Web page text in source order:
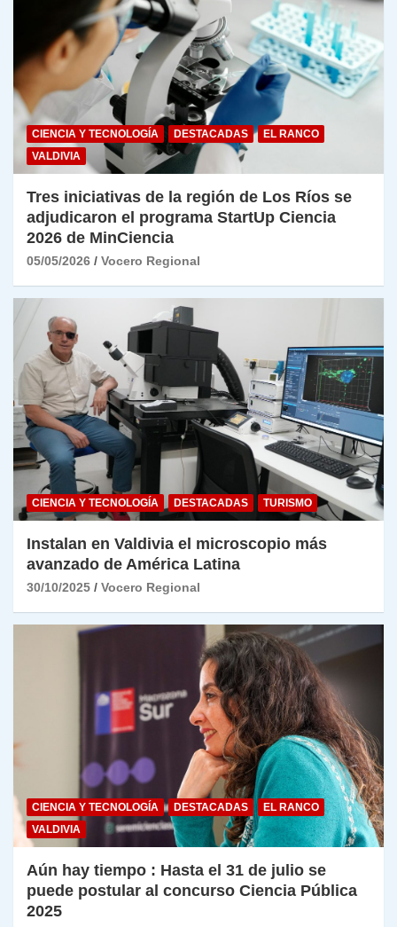
CIENCIA Y TECNOLOGÍA DESTACADAS
EL RANCO
VALDIVIA
Tres iniciativas de la región de Los Ríos se
adjudicaron el programa StartUp Ciencia
2026 de MinCiencia
05/05/2026 Vocero Regional
CIENCIA Y TECNOLOGÍA DESTACADAS TURISMO
Instalan en Valdivia el microscopio más
avanzado de América Latina
30/10/2025 Vocero Regional
CIENCIA Y TECNOLOGÍA DESTACADAS
EL RANCO
VALDIVIA
Aún hay tiempo : Hasta el 31 de julio se
puede postular al concurso Ciencia Pública
2025